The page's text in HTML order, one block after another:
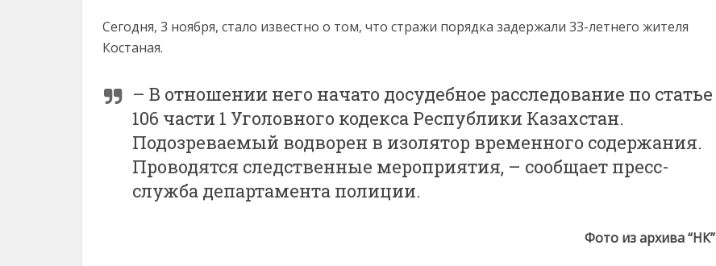
Сегодня, 3 ноября, стало известно о том, что стражи порядка задержали 33-летнего жителя
Костаная.
– В отношении него начато досудебное расследование по статье
106 части 1 Уголовного кодекса Республики Казахстан.
Подозреваемый водворен в изолятор временного содержания.
Проводятся следственные мероприятия, – сообщает пресс-
служба департамента полиции.
Фото из архива “НК”